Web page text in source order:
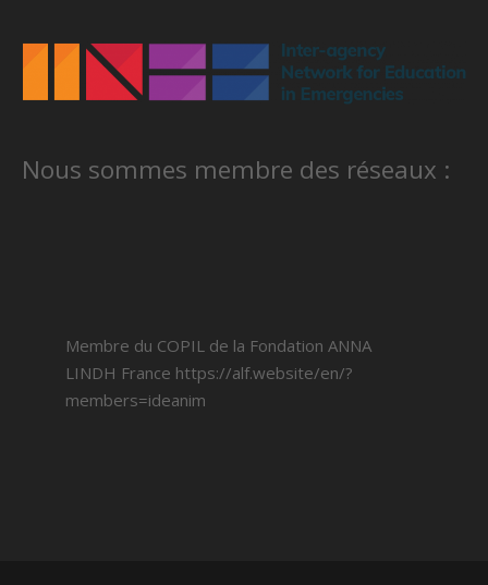
Nous sommes membre des réseaux :
Membre du COPIL de la Fondation ANNA
LINDH France https://alf.website/en/?
members=ideanim